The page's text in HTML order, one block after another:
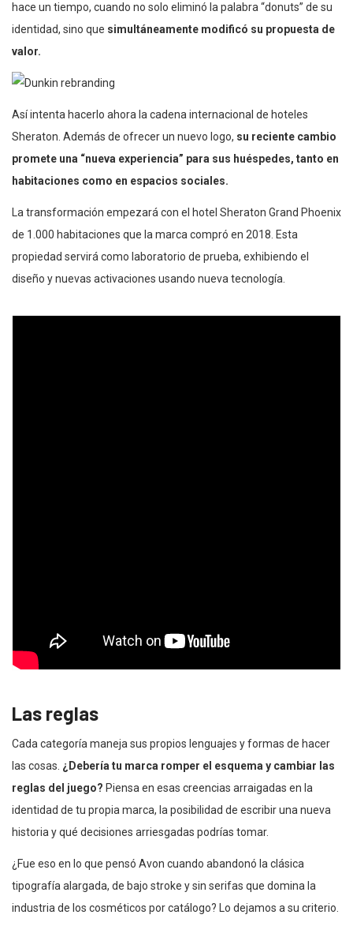
hace un tiempo, cuando no solo eliminó la palabra “donuts” de su
identidad, sino que simultáneamente modificó su propuesta de
valor.
Así intenta hacerlo ahora la cadena internacional de hoteles
Sheraton. Además de ofrecer un nuevo logo, su reciente cambio
promete una “nueva experiencia” para sus huéspedes, tanto en
habitaciones como en espacios sociales.
La transformación empezará con el hotel Sheraton Grand Phoenix
de 1.000 habitaciones que la marca compró en 2018. Esta
propiedad servirá como laboratorio de prueba, exhibiendo el
diseño y nuevas activaciones usando nueva tecnología.
Las reglas
Cada categoría maneja sus propios lenguajes y formas de hacer
las cosas. ¿Debería tu marca romper el esquema y cambiar las
reglas del juego? Piensa en esas creencias arraigadas en la
identidad de tu propia marca, la posibilidad de escribir una nueva
historia y qué decisiones arriesgadas podrías tomar.
¿Fue eso en lo que pensó Avon cuando abandonó la clásica
tipografía alargada, de bajo stroke y sin serifas que domina la
industria de los cosméticos por catálogo? Lo dejamos a su criterio.